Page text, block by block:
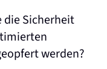
die Sicherheit
werden?